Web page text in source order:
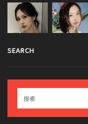
SEARCH